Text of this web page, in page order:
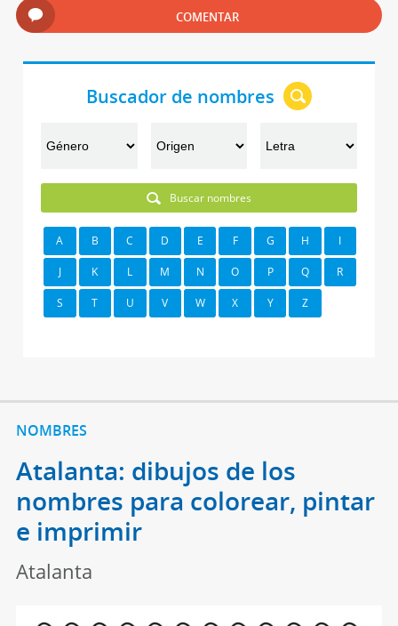
COMENTAR
Buscador de nombres
Buscar nombres
A B C D E F G H I
J K L M N O P Q R
S T U V W X Y Z
NOMBRES
Atalanta: dibujos de los
nombres para colorear, pintar
e imprimir
Atalanta